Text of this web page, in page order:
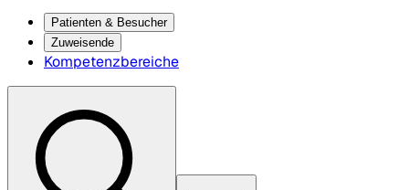
Patienten & Besucher
Zuweisende
Kompetenzbereiche